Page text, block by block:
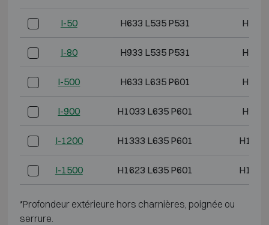
I-50 H633 L535 P531 H500
I-80 H933 L535 P531 H800
I-500 H633 L635 P601 H500
I-900 H1033 L635 P601 H900
I-1200 H1333 L635 P601
I-1500 H1623 L635 P601
*Profondeur extérieure hors charnières, poignée ou
serrure.